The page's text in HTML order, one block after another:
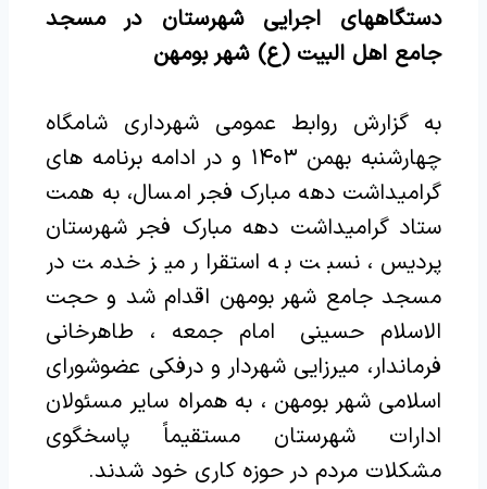
دستگاههای اجرایی شهرستان در مسجد
جامع اهل البیت (ع) شهر بومهن
به گزارش روابط عمومی شهرداری شامگاه
چهارشنبه بهمن ۱۴۰۳ و در ادامه برنامه‌ های
گرامیداشت دهه مبارک فجر امسال، به همت
ستاد گرامیداشت دهه مبارک فجر شهرستان
پردیس، نسبت به استقرار میز خدمت در
مسجد جامع شهر بومهن اقدام شد و حجت
الاسلام حسینی امام جمعه ، طاهرخانی
فرماندار، میرزایی شهردار و درفکی عضوشورای
اسلامی شهر بومهن ، به همراه سایر مسئولان
ادارات شهرستان مستقیماً پاسخگوی
مشکلات مردم در حوزه کاری خود شدند.